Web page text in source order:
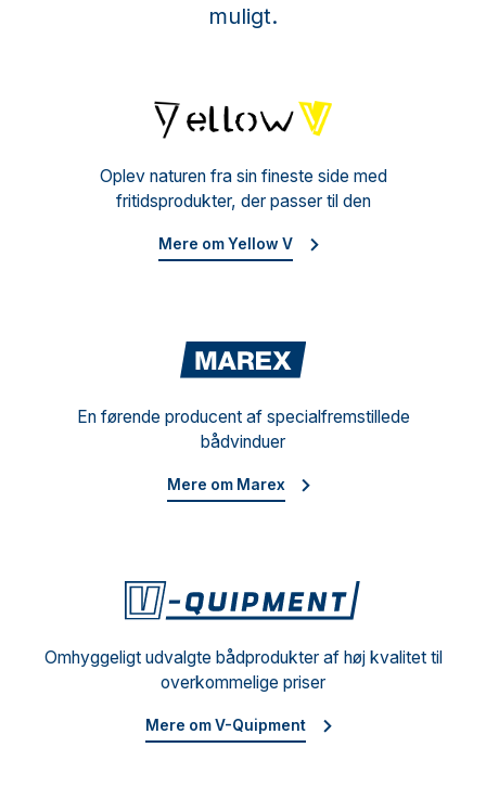
muligt.
Oplev naturen fra sin fineste side med
fritidsprodukter, der passer til den
Mere om Yellow V
En førende producent af specialfremstillede
bådvinduer
Mere om Marex
Omhyggeligt udvalgte bådprodukter af høj kvalitet til
overkommelige priser
Mere om V-Quipment